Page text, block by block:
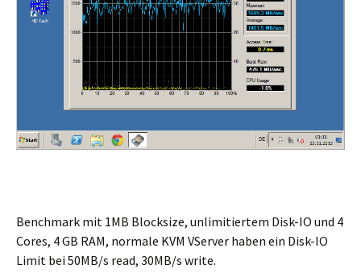
Benchmark mit 1MB Blocksize, unlimitiertem Disk-IO und 4
Cores, 4 GB RAM, normale KVM VServer haben ein Disk-IO
Limit bei 50MB/s read, 30MB/s write.